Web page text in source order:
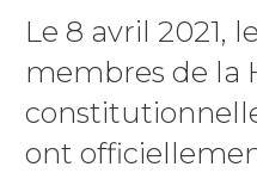
Le 8 avril 2021,
membres de la
ont